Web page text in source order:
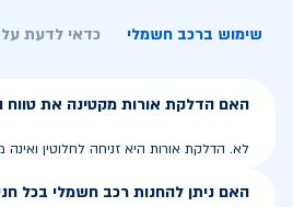
שימוש ברכב חשמלי כדאי לדעת
האם הדלקת אורות מקטינה את טווח
לא. הדלקת אורות היא זניחה לחלוטין
האם ניתן להחנות רכב חשמלי בכל